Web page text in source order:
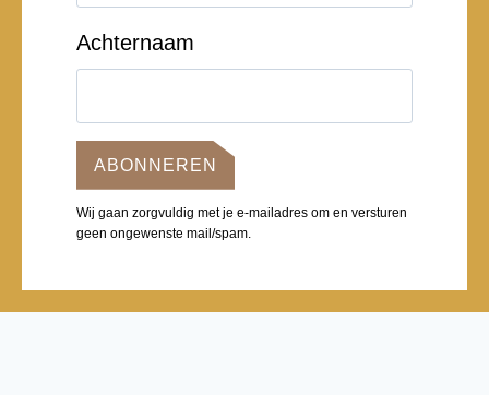
Achternaam
ABONNEREN
Wij gaan zorgvuldig met je e-mailadres om en versturen
geen ongewenste mail/spam.